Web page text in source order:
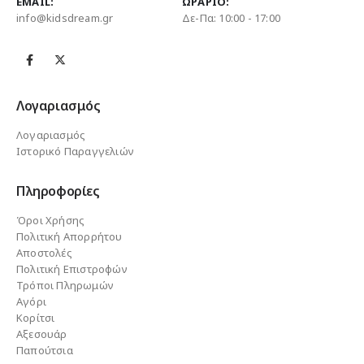
info@kidsdream.gr
Δε-Πα: 10:00 - 17:00
Λογαριασμός
Λογαριασμός
Ιστορικό Παραγγελιών
Πληροφορίες
Όροι Χρήσης
Πολιτική Απορρήτου
Αποστολές
Πολιτική Επιστροφών
Τρόποι Πληρωμών
Αγόρι
Κορίτσι
Αξεσουάρ
Παπούτσια